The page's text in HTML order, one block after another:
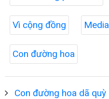
Vì cộng đồng Media
Con đường hoa
Con đường hoa dã quỳ